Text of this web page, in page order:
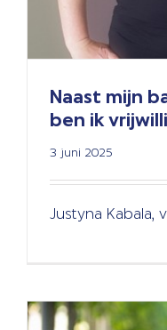
Naast mijn
ben ik
3 juni 2025
Justyna Kabala,